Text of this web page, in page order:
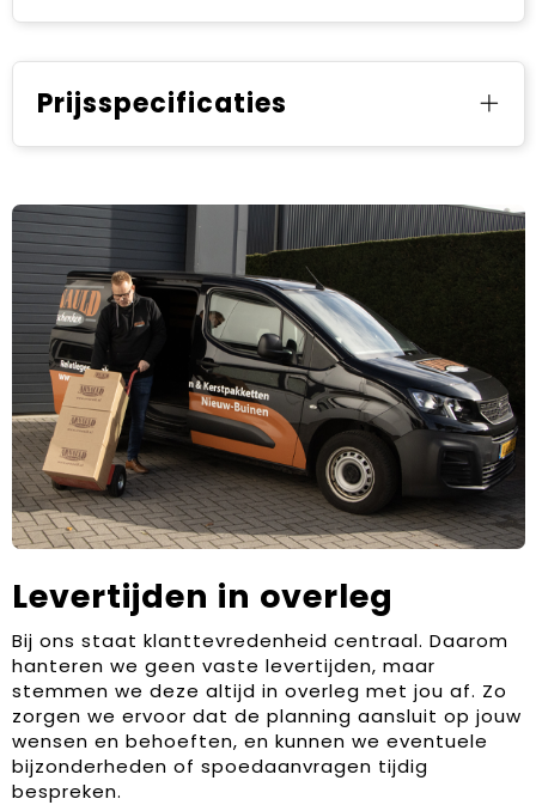
Prijsspecificaties
Levertijden in overleg
Bij ons staat klanttevredenheid centraal. Daarom
hanteren we geen vaste levertijden, maar
stemmen we deze altijd in overleg met jou af. Zo
zorgen we ervoor dat de planning aansluit op jouw
wensen en behoeften, en kunnen we eventuele
bijzonderheden of spoedaanvragen tijdig
bespreken.